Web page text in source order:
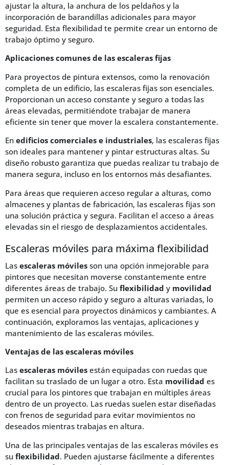
ajustar la altura, la anchura de los peldaños y la
incorporación de barandillas adicionales para mayor
seguridad. Esta flexibilidad te permite crear un entorno de
trabajo óptimo y seguro.
Aplicaciones comunes de las escaleras fijas
Para proyectos de pintura extensos, como la renovación
completa de un edificio, las escaleras fijas son esenciales.
Proporcionan un acceso constante y seguro a todas las
áreas elevadas, permitiéndote trabajar de manera
eficiente sin tener que mover la escalera constantemente.
En edificios comerciales e industriales, las escaleras fijas
son ideales para mantener y pintar estructuras altas. Su
diseño robusto garantiza que puedas realizar tu trabajo de
manera segura, incluso en los entornos más desafiantes.
Para áreas que requieren acceso regular a alturas, como
almacenes y plantas de fabricación, las escaleras fijas son
una solución práctica y segura. Facilitan el acceso a áreas
elevadas sin el riesgo de desplazamientos accidentales.
Escaleras móviles para máxima flexibilidad
Las escaleras móviles son una opción inmejorable para
pintores que necesitan moverse constantemente entre
diferentes áreas de trabajo. Su flexibilidad y movilidad
permiten un acceso rápido y seguro a alturas variadas, lo
que es esencial para proyectos dinámicos y cambiantes. A
continuación, exploramos las ventajas, aplicaciones y
mantenimiento de las escaleras móviles.
Ventajas de las escaleras móviles
Las escaleras móviles están equipadas con ruedas que
facilitan su traslado de un lugar a otro. Esta movilidad es
crucial para los pintores que trabajan en múltiples áreas
dentro de un proyecto. Las ruedas suelen estar diseñadas
con frenos de seguridad para evitar movimientos no
deseados mientras trabajas en altura.
Una de las principales ventajas de las escaleras móviles es
su flexibilidad. Pueden ajustarse fácilmente a diferentes